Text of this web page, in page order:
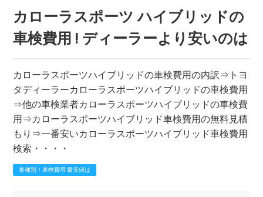
カローラスポーツ ハイブリッドの
車検費用 ! ディーラーより安いのは
カローラスポーツハイブリッドの車検費用の内訳⇒トヨ
タディーラーカローラスポーツハイブリッドの車検費用
⇒他の車検業者カローラスポーツハイブリッドの車検費
用⇒カローラスポーツハイブリッド車検費用の無料見積
もり⇒一番安いカローラスポーツハイブリッド車検費用
検索・・・・
車種別！車検費用 最安値は